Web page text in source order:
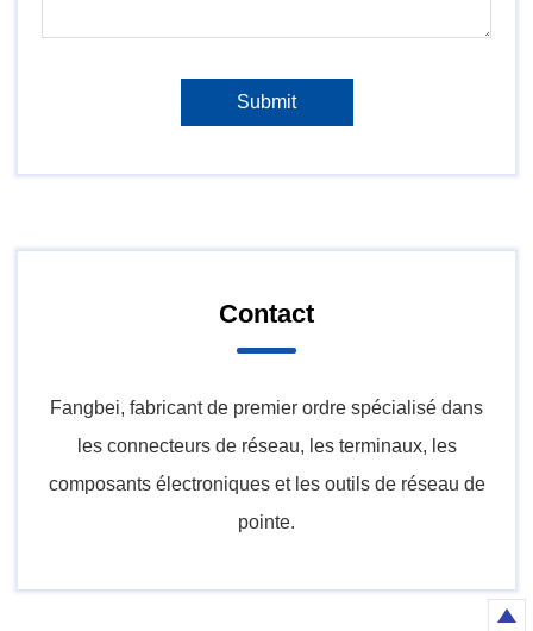
Contact
Fangbei, fabricant de premier ordre spécialisé dans
les connecteurs de réseau, les terminaux, les
composants électroniques et les outils de réseau de
pointe.